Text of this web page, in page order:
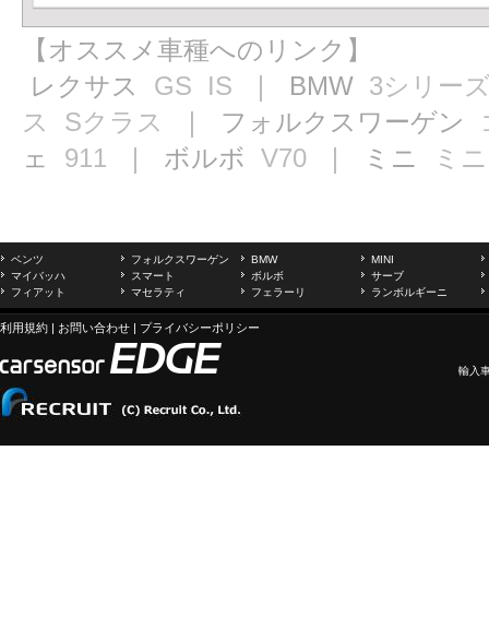
【オススメ車種へのリンク】
レクサス GS IS ｜ BMW 3シリー
ス
Sクラス ｜ フォルクスワーゲン
ェ 911 ｜ ボルボ V70 ｜ ミニ ミニ
ベンツ フォルクスワーゲン BMW
MINI
マイバッハ
スマート ボルボ
サーブ
フィアット
マセラティ フェラーリ ランボルギーニ
利用規約 | お問い合わせ | プライバシーポリシー
輸入